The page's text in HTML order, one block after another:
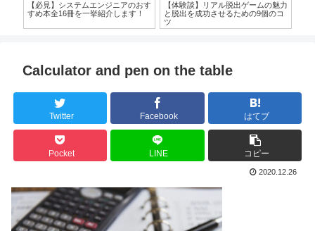
【必見】システムエンジニアのおす
すめ本全16冊を一挙紹介します！
【体験談】リアル脱出ゲームの魅力
と脱出を成功させるための9個のコ
ツ
Calculator and pen on the table
Twitter Facebook はてブ
Pocket LINE コピー
2020.12.26